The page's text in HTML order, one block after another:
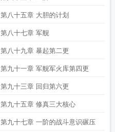
第八十五章 大胆的计划
第八十七章 军舰
第八十九章 暴起第二更
第九十一章 军舰军火库第四更
第九十三章 回归第六更
第九十五章 修真三大核心
第九十七章 一阶的战斗意识碾压